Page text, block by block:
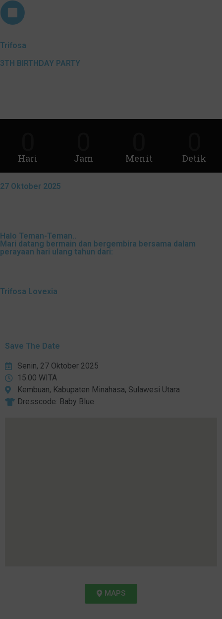
Trifosa
3TH BIRTHDAY PARTY
Hari Jam Menit Detik
27 Oktober 2025
Halo Teman-Teman..
Mari datang bermain dan bergembira bersama dalam
perayaan hari ulang tahun dari:
Trifosa Lovexia
Save The Date
Senin, 27 Oktober 2025
15.00 WITA
Kembuan, Kabupaten Minahasa, Sulawesi Utara
Dresscode: Baby Blue
MAPS